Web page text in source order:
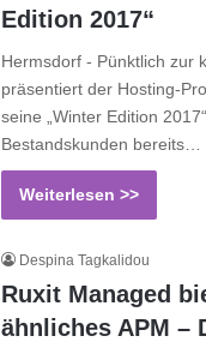
Edition 2017“
Hermsdorf - Pünktlich zur
präsentiert der Hosting-
seine „Winter Edition
Bestandskunden bereits…
Weiterlesen >>
Despina Tagkalidou
Ruxit Managed
ähnliches APM –